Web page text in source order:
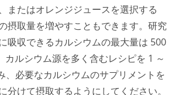
またはオレンジジュースを選択する
摂取量を増やすこともできます。研究
吸収できるカルシウムの最大量は 500
カルシウム源を多く含むレシピを 1 ～
、必要なカルシウムのサプリメントを
分けて摂取するようにしてください。